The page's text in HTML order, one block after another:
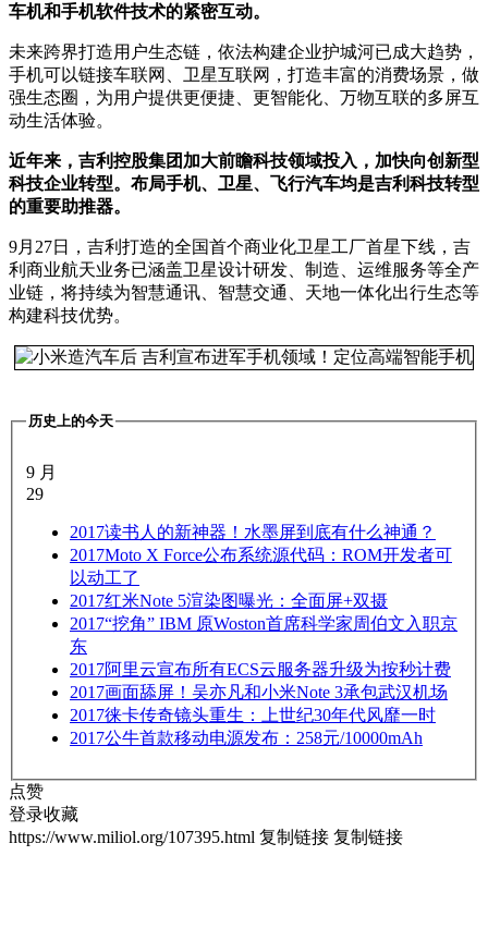
车机和手机软件技术的紧密互动。
未来跨界打造用户生态链，依法构建企业护城河已成大趋势，
手机可以链接车联网、卫星互联网，打造丰富的消费场景，做
强生态圈，为用户提供更便捷、更智能化、万物互联的多屏互
动生活体验。
近年来，吉利控股集团加大前瞻科技领域投入，加快向创新型
科技企业转型。布局手机、卫星、飞行汽车均是吉利科技转型
的重要助推器。
9月27日，吉利打造的全国首个商业化卫星工厂首星下线，吉
利商业航天业务已涵盖卫星设计研发、制造、运维服务等全产
业链，将持续为智慧通讯、智慧交通、天地一体化出行生态等
构建科技优势。
历史上的今天
9 月
29
2017读书人的新神器！水墨屏到底有什么神通？
2017Moto X Force公布系统源代码：ROM开发者可
以动工了
2017红米Note 5渲染图曝光：全面屏+双摄
2017“挖角” IBM 原Woston首席科学家周伯文入职京
东
2017阿里云宣布所有ECS云服务器升级为按秒计费
2017画面舔屏！吴亦凡和小米Note 3承包武汉机场
2017徕卡传奇镜头重生：上世纪30年代风靡一时
2017公牛首款移动电源发布：258元/10000mAh
点赞
登录收藏
https://www.miliol.org/107395.html 复制链接 复制链接